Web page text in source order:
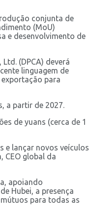
conjunta de
(MoU)
e desenvolvimento de
(DPCA) deverá
linguagem de
para
a partir de 2027.
de yuans (cerca de 1
e lançar novos veículos
CEO global da
apoiando
Hubei, a presença
para todas as